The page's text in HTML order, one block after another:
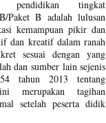
pendidikan tingkat
Paket B adalah lulusan
kemampuan pikir dan
dan kreatif dalam ranah
sesuai dengan yang
dan sumber lain sejenis
tahun 2013 tentang
merupakan tagihan
setelah peserta didik